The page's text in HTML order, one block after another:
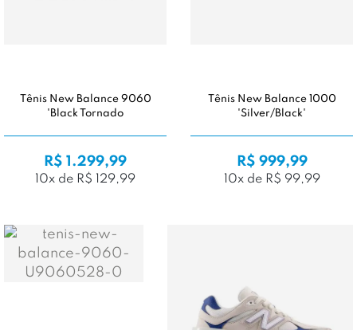
Tênis New Balance 9060
'Black Tornado
R$ 1.299,99
10x de R$ 129,99
Tênis New Balance 1000
'Silver/Black'
R$ 999,99
10x de R$ 99,99